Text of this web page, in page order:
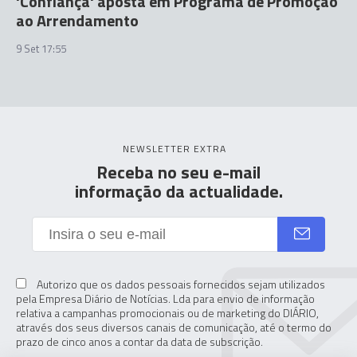
ao Arrendamento
9 Set 17:55
NEWSLETTER EXTRA
Receba no seu e-mail
informação da actualidade.
Autorizo que os dados pessoais fornecidos sejam utilizados
pela Empresa Diário de Notícias. Lda para envio de informação
relativa a campanhas promocionais ou de marketing do DIÁRIO,
através dos seus diversos canais de comunicação, até o termo do
prazo de cinco anos a contar da data de subscrição.